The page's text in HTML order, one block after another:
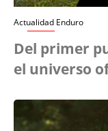
Actualidad Enduro
Del primer
el universo